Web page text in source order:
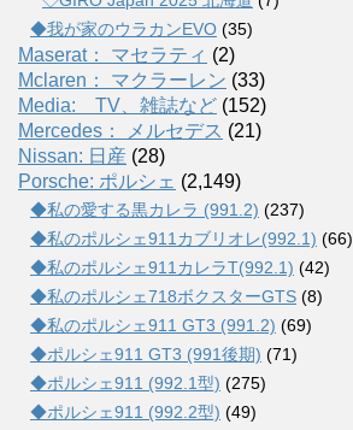
◆我が家のウラカンEVO (35)
Maserat： マセラティ (2)
Mclaren： マクラーレン (33)
Media: TV、雑誌など (152)
Mercedes： メルセデス (21)
Nissan: 日産 (28)
Porsche: ポルシェ (2,149)
◆私の愛する黒カレラ (991.2) (237)
◆私のポルシェ911カブリオレ(992.1) (66)
◆私のポルシェ911カレラT(992.1) (42)
◆私のポルシェ718ボクスターGTS (8)
◆私のポルシェ911 GT3 (991.2) (69)
◆ポルシェ911 GT3 (991後期) (71)
◆ポルシェ911 (992.1型) (275)
◆ポルシェ911 (992.2型) (49)